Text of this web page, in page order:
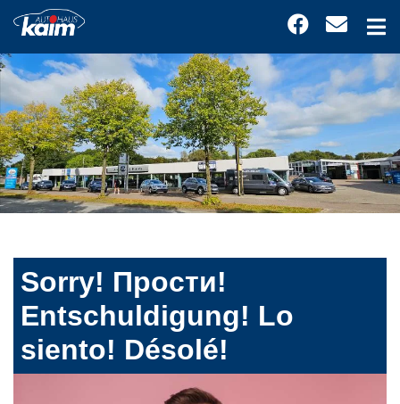
Sorry! Прости!
Entschuldigung! Lo
siento! Désolé!